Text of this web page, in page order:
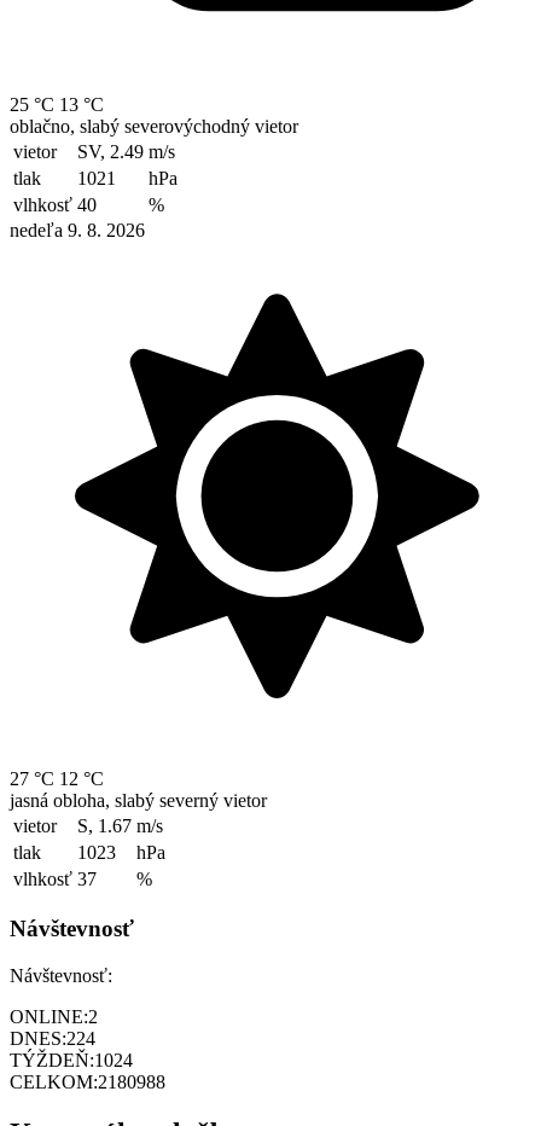
25 °C 13 °C
oblačno, slabý severovýchodný vietor
vietor
SV, 2.49 m/s
tlak
1021
hPa
vlhkosť 40
%
nedeľa 9. 8. 2026
27 °C 12 °C
jasná obloha, slabý severný vietor
vietor
S, 1.67 m/s
tlak
1023
hPa
vlhkosť 37 %
Návštevnosť
Návštevnosť:
ONLINE:2
DNES:224
TÝŽDEŇ:1024
CELKOM:2180988